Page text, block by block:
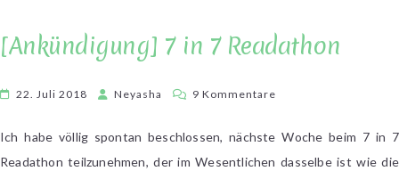
[Ankündigung] 7 in 7 Readathon
22. Juli 2018 Neyasha 9 Kommentare
7
in
Ich habe völlig spontan beschlossen, nächste Woche beim 7 in 7
Readathon teilzunehmen, der im Wesentlichen dasselbe ist wie die